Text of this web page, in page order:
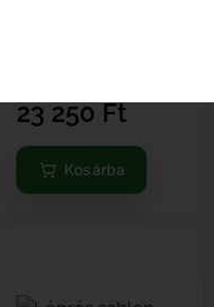
23 250Ft
Kosárba